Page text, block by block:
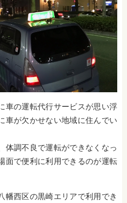
車の運転代行サービスが思い浮
車が欠かせない地域に住んでい
体調不良で運転ができなくなっ
面で便利に利用できるのが運転
幡西区の黒崎エリアで利用でき